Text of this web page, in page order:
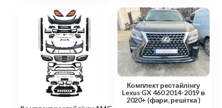
Комплект рестайлінгу
Lexus GX 460 2014-2019 в
2020+ (фари, решітка )